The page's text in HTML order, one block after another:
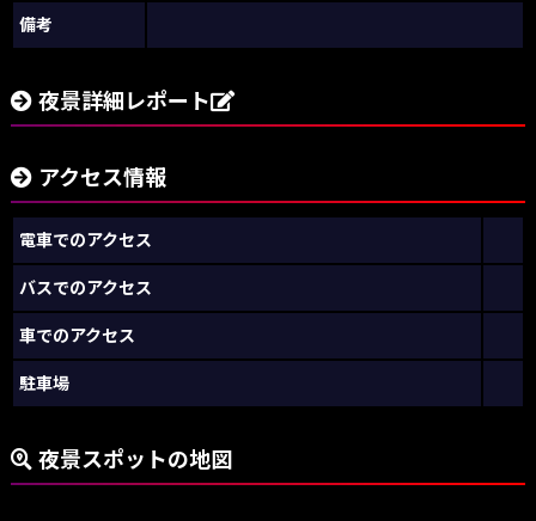
備考
夜景詳細レポート
アクセス情報
電車でのアクセス
バスでのアクセス
車でのアクセス
駐車場
夜景スポットの地図